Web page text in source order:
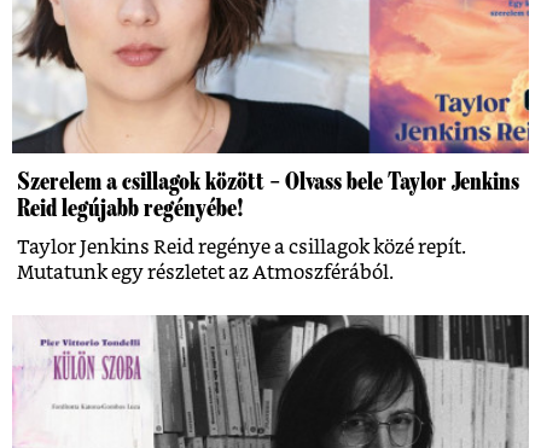
Szerelem a csillagok között – Olvass bele Taylor Jenkins
Reid legújabb regényébe!
Taylor Jenkins Reid regénye a csillagok közé repít.
Mutatunk egy részletet az Atmoszférából.